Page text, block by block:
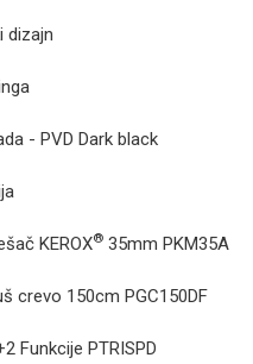
dizajn
- PVD Dark black
KEROX® 35mm PKM35A
crevo 150cm PGC150DF
Funkcije PTRISPD